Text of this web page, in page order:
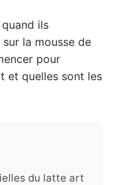
ils
la mousse de
pour
et quelles sont les
du latte art